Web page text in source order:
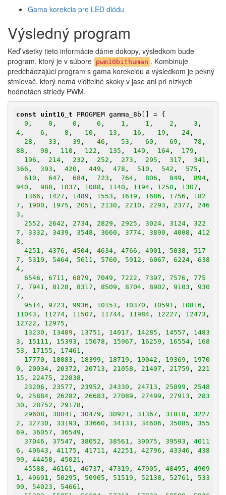
Gama korekcia pre LED diódu
Výsledný program
Keď všetky tieto informácie dáme dokopy, výsledkom bude
program, ktorý je v súbore pwm10bithuman . Kombinuje
predchádzajúci program s gama korekciou a výsledkom je pekný
stmievač, ktorý nemá viditeľné skoky v jase ani pri nízkych
hodnotách striedy PWM.
const uint16_t PROGMEM gamma_8b[] = {
0 , 0 , 0 , 0 , 1 , 1 , 2 , 3
4 , 6 , 8 , 10 , 13 , 16 , 19 , 24 ,
28 , 33 , 39 , 46 , 53 , 60 , 69 , 78
88 , 98 , 110 , 122 , 135 , 149 , 164 , 179 ,
196 , 214 , 232 , 252 , 273 , 295 , 317 , 341
366 , 393 , 420 , 449 , 478 , 510 , 542 , 575 ,
610 , 647 , 684 , 723 , 764 , 806 , 849 , 894
940 , 988 , 1037 , 1088 , 1140 , 1194 , 1250 , 1307 ,
1366 , 1427 , 1489 , 1553 , 1619 , 1686 , 1756 , 182
7 , 1900 , 1975 , 2051 , 2130 , 2210 , 2293 , 2377 , 246
3 ,
2552 , 2642 , 2734 , 2829 , 2925 , 3024 , 3124 , 322
7 , 3332 , 3439 , 3548 , 3660 , 3774 , 3890 , 4008 , 412
8 ,
4251 , 4376 , 4504 , 4634 , 4766 , 4901 , 5038 , 517
7 , 5319 , 5464 , 5611 , 5760 , 5912 , 6067 , 6224 , 638
4 ,
6546 , 6711 , 6879 , 7049 , 7222 , 7397 , 7576 , 775
7 , 7941 , 8128 , 8317 , 8509 , 8704 , 8902 , 9103 , 930
7 ,
9514 , 9723 , 9936 , 10151 , 10370 , 10591 , 10816
11043 , 11274 , 11507 , 11744 , 11984 , 12227 , 12473
12722 , 12975 ,
13230 , 13489 , 13751 , 14017 , 14285 , 14557 , 1483
3 , 15111 , 15393 , 15678 , 15967 , 16259 , 16554 , 168
53 , 17155 , 17461 ,
17770 , 18083 , 18399 , 18719 , 19042 , 19369 , 1970
0 , 20034 , 20372 , 20713 , 21058 , 21407 , 21759 , 221
15 , 22475 , 22838 ,
23206 , 23577 , 23952 , 24330 , 24713 , 25099 , 2548
9 , 25884 , 26282 , 26683 , 27089 , 27499 , 27913 , 283
30 , 28752 , 29178 ,
29608 , 30041 , 30479 , 30921 , 31367 , 31818 , 3227
2 , 32730 , 33193 , 33660 , 34131 , 34606 , 35085 , 355
69 , 36057 , 36549 ,
37046 , 37547 , 38052 , 38561 , 39075 , 39593 , 4011
6 , 40643 , 41175 , 41711 , 42251 , 42796 , 43346 , 438
99 , 44458 , 45021 ,
45588 , 46161 , 46737 , 47319 , 47905 , 48495 , 4909
1 , 49691 , 50295 , 50905 , 51519 , 52138 , 52761 , 533
90 , 54023 , 54661 ,